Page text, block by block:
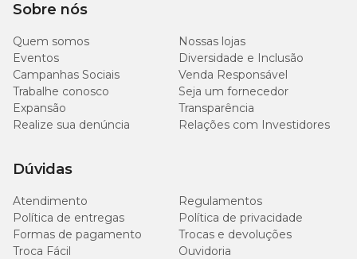
situações:
Pets com hipersensibilidade à fórmula do remédio;
Gatas prenhes ou em lactação;
Gatos com menos de 9 semanas;
Animais com peso inferior a 1,2kg.
A administração tópica do antipulgas para gatosBravecto Plus
Gatos 2,8 a 6,2kgexige uma série de precauções por parte do
tutor. Confira!
Sobre nós
Quem somos
Nossas lojas
Eventos
Diversidade e Inclusão
Campanhas Sociais
Venda Responsável
Trabalhe conosco
Seja um fornecedor
Expansão
Transparência
Realize sua denúncia
Relações com Investidores
Dúvidas
Atendimento
Regulamentos
Política de entregas
Política de privacidade
Formas de pagamento
Trocas e devoluções
Troca Fácil
Ouvidoria